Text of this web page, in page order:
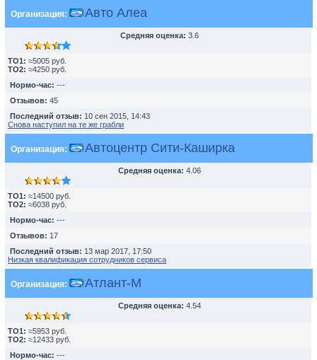
Организация: Авто Алеа
Средняя оценка: 3.6
TO1: ≈5005 руб.
TO2: ≈4250 руб.
Нормо-час: ---
Отзывов: 45
Последний отзыв: 10 сен 2015, 14:43
Снова наступил на те же грабли
Организация: Автоцентр Сити-Каширка
Средняя оценка: 4.06
TO1: ≈14500 руб.
TO2: ≈6038 руб.
Нормо-час: ---
Отзывов: 17
Последний отзыв: 13 мар 2017, 17:50
Низкая квалификация сотрудников сервиса
Организация: Атлант-М
Средняя оценка: 4.54
TO1: ≈5953 руб.
TO2: ≈12433 руб.
Нормо-час: ---